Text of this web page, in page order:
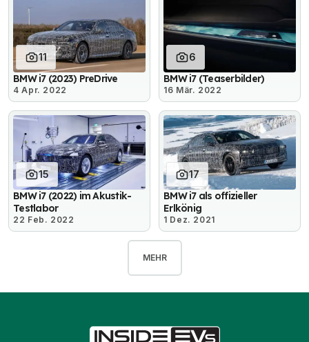
11
BMW i7 (2023) PreDrive
4 Apr. 2022
6
BMW i7 (Teaserbilder)
16 Mär. 2022
15
BMW i7 (2022) im Akustik-
Testlabor
22 Feb. 2022
17
BMW i7 als offizieller
Erlkönig
1 Dez. 2021
MEHR